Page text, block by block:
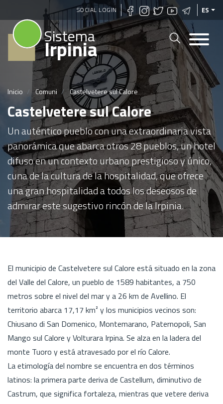
Pasar
al
contenido
principal
SOCIAL LOGIN ES
Sistema
Irpinia
Inicio Comuni Castelvetere sul Calore
Castelvetere sul Calore
Un auténtico pueblo con una extraordinaria vista
panorámica que abarca otros 28 pueblos, un hotel
difuso en un contexto urbano prestigioso y único,
cuna de la cultura de la hospitalidad, que ofrece
una gran hospitalidad a todos los deseosos de
admirar este sugestivo rincón de la Irpinia.
El municipio de Castelvetere sul Calore está situado en la zona
del Valle del Calore, un pueblo de 1589 habitantes, a 750
metros sobre el nivel del mar y a 26 km de Avellino. El
territorio abarca 17,17 km² y los municipios vecinos son:
Chiusano di San Domenico, Montemarano, Paternopoli, San
Mango sul Calore y Volturara Irpina. Se alza en la ladera del
monte Tuoro y está atravesado por el río Calore.
La etimología del nombre se encuentra en dos términos
latinos: la primera parte deriva de Castellum, diminutivo de
Castrum, que significa fortaleza, mientras que vetere deriva